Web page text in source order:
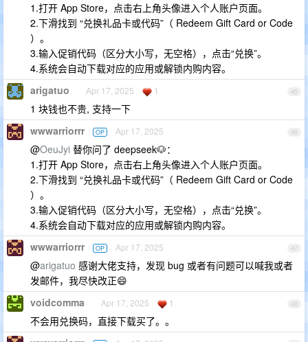
​​1.打开 App Store​​，点击右上角头像进入​​个人账户页面​​。
2.下滑找到 ​​“兑换礼品卡或代码”​​（ Redeem Gift Card or Code
）。
3.输入​​促销代码​​（区分大小写，无空格），点击​​“兑换”​​。
4.系统会自动下载对应的应用或解锁内购内容。
45
arigatuo Apr 17, 2025 1
1 块钱也不贵, 支持一下
46
wwwarriorrr OP Apr 17, 2025
@OeuJyi 替你问了 deepseek🐶：
​​1.打开 App Store​​，点击右上角头像进入​​个人账户页面​​。
2.下滑找到 ​​“兑换礼品卡或代码”​​（ Redeem Gift Card or Code
）。
3.输入​​促销代码​​（区分大小写，无空格），点击​​“兑换”​​。
4.系统会自动下载对应的应用或解锁内购内容。
47
wwwarriorrr OP Apr 17, 2025
@arigatuo 感谢大佬支持，发现 bug 或者有问题可以喊我或者
发邮件，我尽快改正😄
48
voidcomma Apr 17, 2025 1
不会用兑换码，直接下载买了。。